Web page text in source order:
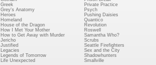
Greek
Grey's Anatomy
Heroes
Homeland
House of the Dragon
How I Met Your Mother
How to Get Away with Murder
Jericho
Justified
Legacies
Legends of Tomorrow
Life Unexpected
Private Practice
Psych
Pushing Daisies
Quantico
Revolution
Roswell
Samantha Who?
Scrubs
Seattle Firefighters
Sex and the City
Shadowhunters
Smallville